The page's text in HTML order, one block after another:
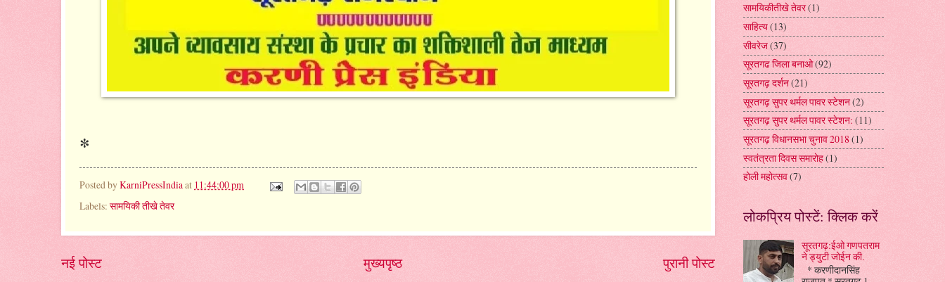
*
Posted byKarniPressIndiaat 11:44:00 pm
Labels: सामयिकी तीखे तेवर
नई पोस्ट पुरानी पोस्ट
मुख्यपृष्ठ
सामयिकीतीखे तेवर(1)
साहित्य(13)
सीवरेज(37)
सूरतगढ जिला बनाओ(92)
सूरतगढ़ दर्शन(21)
सूरतगढ़ सुपर थर्मल पावर स्टेशन(2)
सूरतगढ़ सुपर थर्मल पावर स्टेशन: (11)
सूरतगढ़ विधानसभा चुनाव 2018(1)
स्वतंत्रता दिवस समारोह(1)
होली महोत्सव(7)
लोकप्रिय पोस्टें: क्लिक करें
सूरतगढ़:ईओ गणपतराम
ने ड्युटी जोईन की.
* करणीदानसिंह